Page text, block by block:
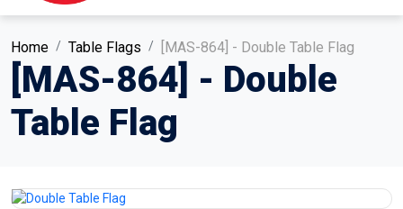
Home Table Flags [MAS-864] - Double Table Flag
[MAS-864] - Double
Table Flag